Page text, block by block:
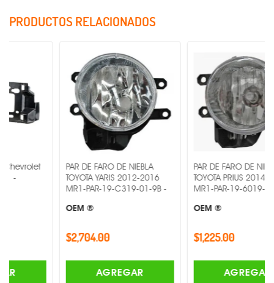
PRODUCTOS RELACIONADOS
PAR DE FARO DE NIEBLA
TOYOTA YARIS 2012-2016
MR1-PAR-19-C319-01-9B -
AGREGAR
PAR DE FARO DE NIEBLA
TOYOTA PRIUS 2014-2015
MR1-PAR-19-6019-00-9A -
AGREGAR